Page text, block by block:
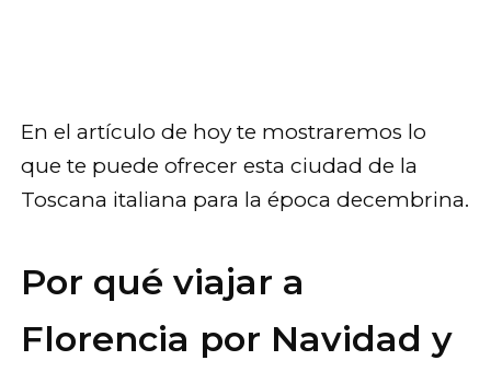
En el artículo de hoy te mostraremos lo
que te puede ofrecer esta ciudad de la
Toscana italiana para la época decembrina.
Por qué viajar a
Florencia por Navidad y